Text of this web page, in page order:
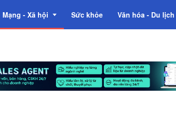
Mạng - Xã hội
OCOP
Sức khỏe Văn hóa - Du lịch